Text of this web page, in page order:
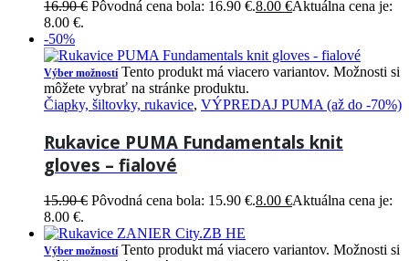
16.90€ Pôvodná cena bola: 16.90 €.8.00 €Aktuálna cena je:
8.00 €.
-50%
Výber možností Tento produkt má viacero variantov. Možnosti si
môžete vybrať na stránke produktu.
Čiapky, šiltovky, rukavice, VÝPREDAJ PUMA (až do -70%)
Rukavice PUMA Fundamentals knit
gloves – fialové
15.90€ Pôvodná cena bola: 15.90 €.8.00 €Aktuálna cena je:
8.00 €.
Výber možností Tento produkt má viacero variantov. Možnosti si